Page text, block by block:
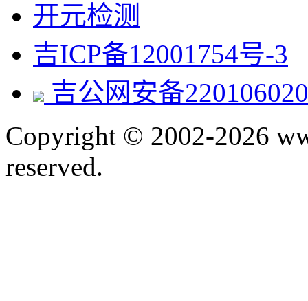
开元检测
吉ICP备12001754号-3
吉公网安备
Copyright © 2002-2026
reserved.